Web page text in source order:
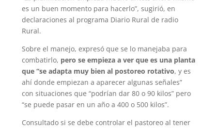
es un buen momento para hacerlo”, sugirió, en
declaraciones al programa Diario Rural de radio
Rural.
Sobre el manejo, expresó que se lo manejaba para
combatirlo, pero se empieza a ver que es una planta
que “se adapta muy bien al postoreo rotativo, y es
ahí donde empiezan a aparecer algunas señales”
con situaciones que “podrían dar 80 o 90 kilos” pero
“se puede pasar en un año a 400 o 500 kilos”.
Consultado si se debe controlar el pastoreo al tener